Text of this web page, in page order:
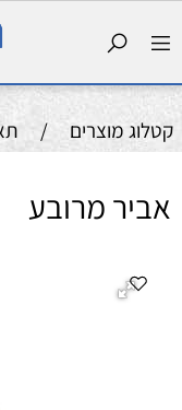
קטלוג מוצרים /
אביר מרובע